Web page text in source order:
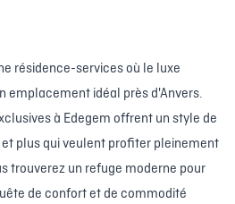
résidence-services où le luxe
emplacement idéal près d'Anvers.
à Edegem offrent un style de
plus qui veulent profiter pleinement
trouverez un refuge moderne pour
de confort et de commodité